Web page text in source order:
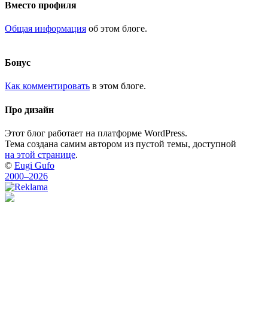
Вместо профиля
Общая информация об этом блоге.
Бонус
Как комментировать в этом блоге.
Про дизайн
Этот блог работает на платформе WordPress.
Тема создана самим автором из пустой темы, доступной
на этой странице.
© Eugi Gufo
2000–2026